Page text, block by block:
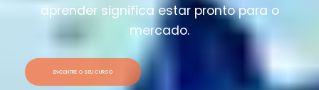
aprender significa estar pronto para o
mercado.